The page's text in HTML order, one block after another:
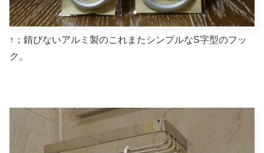
↑；錆びないアルミ製のこれまたシンプルなS字型のフッ
ク。